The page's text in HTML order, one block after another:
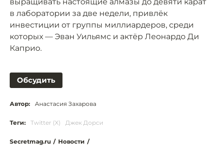
в лаборатории за две недели, привлёк
инвестиции от группы миллиардеров, среди
которых — Эван Уильямс и актёр Леонардо Ди
Каприо.
Обсудить
Автор: Анастасия Захарова
Теги: Twitter (X) Джек Дорси
Secretmag.ru / Новости /